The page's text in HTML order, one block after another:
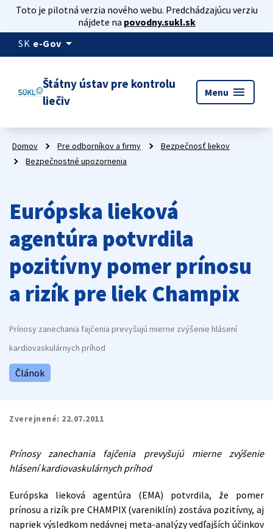
Toto je pilotná verzia nového webu. Predchádzajúcu verziu
nájdete na povodny.sukl.sk
SK e-Gov arrow_drop_down
Štátny ústav pre kontrolu
liečiv
Menu menu
Domov Pre odborníkov a firmy
Bezpečnosť liekov
Bezpečnostné upozornenia
Európska lieková
agentúra potvrdila
pozitívny pomer prínosu
a rizík pre liek Champix
Prínosy zanechania fajčenia prevyšujú mierne zvýšenie hlásení
kardiovaskulárnych príhod
Článok
Zverejnené: 22.07.2011
Prínosy zanechania fajčenia prevyšujú mierne zvýšenie
hlásení kardiovaskulárnych príhod
Európska lieková agentúra (EMA) potvrdila, že pomer
prínosu a rizík pre CHAMPIX (vareniklín) zostáva pozitívny, aj
napriek výsledkom nedávnej meta-analýzy vedľajších účinkov